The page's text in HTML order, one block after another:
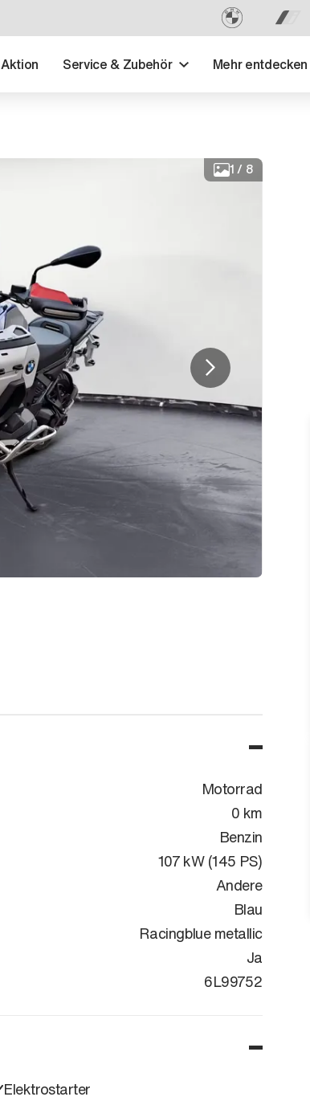
Aktion Service & Zubehör Mehr entdecken
Motorrad
0 km
Benzin
107 kW (145 PS)
Andere
Blau
Racingblue metallic
Ja
6L99752
Elektrostarter
1/ 8